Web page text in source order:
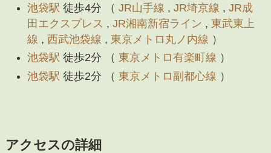
池袋駅 徒歩4分 （ JR山手線 , JR埼京線 , JR成
田エクスプレス , JR湘南新宿ライン , 東武東上
線 , 西武池袋線 , 東京メトロ丸ノ内線 ）
池袋駅 徒歩2分 （ 東京メトロ有楽町線 ）
池袋駅 徒歩2分 （ 東京メトロ副都心線 ）
アクセスの詳細